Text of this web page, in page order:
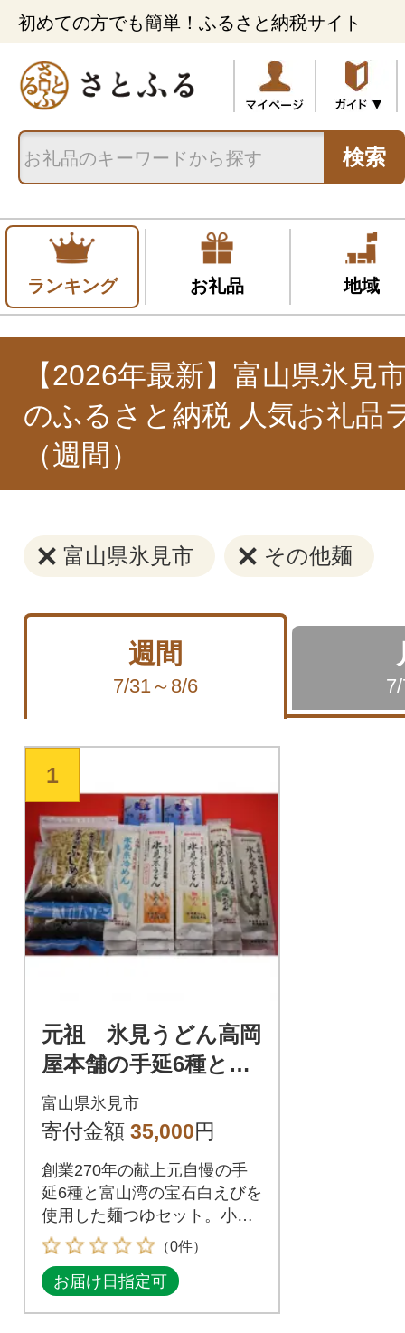
初めての方でも簡単！ふるさと納税サイト
検索
ランキング お礼品 地域
【2026年最新】富山県氷見
のふるさと納税 人気お礼品
（週間）
富山県氷見市 その他麺
週間
7/31～8/6
1
元祖 氷見うどん高岡
屋本舗の手延6種と白
えび麺つゆ
富山県氷見市
寄付金額 35,000円
創業270年の献上元自慢の手
延6種と富山湾の宝石白えびを
使用した麺つゆセット。小分
け・おすそ分けにも
（0件）
お届け日指定可